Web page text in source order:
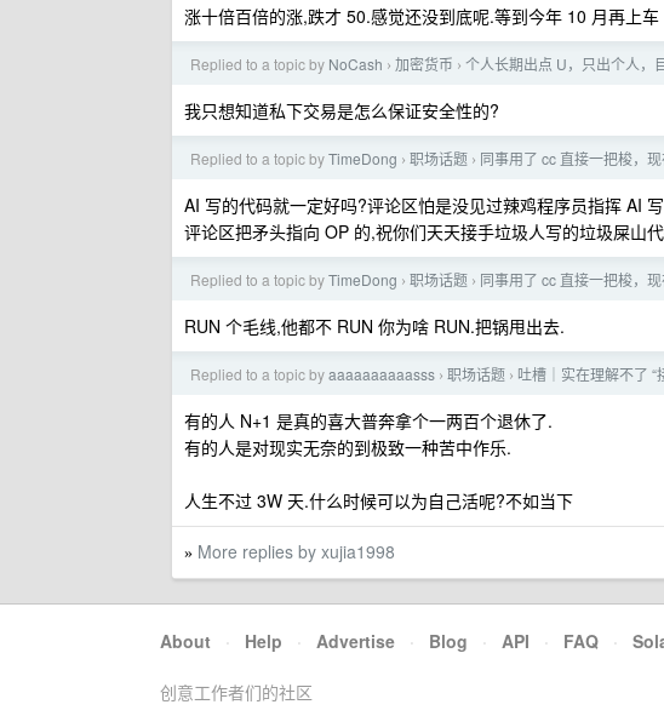
涨十倍百倍的涨,跌才 50.感觉还没到底呢.等到今年 10 月再上车
Replied to a topic by NoCash › 加密货币 › 个人长期出点 U，只出个人，
我只想知道私下交易是怎么保证安全性的?
Replied to a topic byTimeDong › 职场话题 › 同事用了 cc 直接一把梭，
AI 写的代码就一定好吗?评论区怕是没见过辣鸡程序员指挥 AI
评论区把矛头指向 OP 的,祝你们天天接手垃圾人写的垃圾屎山
Replied to a topic byTimeDong › 职场话题 › 同事用了 cc 直接一把梭，
RUN 个毛线,他都不 RUN 你为啥 RUN.把锅甩出去.
Replied to a topic byaaaaaaaaaasss › 职场话题 › 吐槽｜实在理解不了 “
有的人 N+1 是真的喜大普奔拿个一两百个退休了.
有的人是对现实无奈的到极致一种苦中作乐.
人生不过 3W 天.什么时候可以为自己活呢?不如当下
» More replies by xujia1998
About · Help · Advertise · Blog · API · FAQ ·
创意工作者们的社区